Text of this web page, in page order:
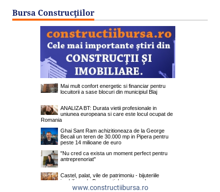
Bursa Construcţiilor
www.constructiibursa.ro